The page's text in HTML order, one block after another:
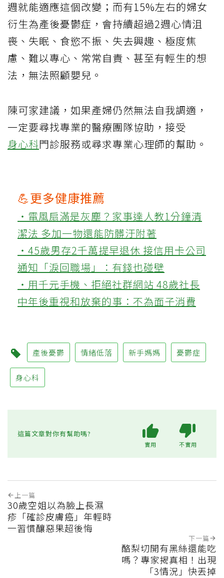
週就能適應這個改變；而有15%左右的婦女
衍生為產後憂鬱症，會持續超過2週心情沮
喪、失眠、食慾不振、失去興趣、極度焦
慮、難以專心、常常自責、甚至有輕生的想
法，無法照顧嬰兒。
陳可家建議，如果產婦仍然無法自我調適，
一定要尋找專業的醫療團隊協助，接受
身心科門診服務或尋求專業心理師的幫助。
💪更多健康推薦
‧電風扇滿是灰塵？家事達人教1分鐘清
潔法 多加一物還能防髒汙附著
‧45歲男存2千萬提早退休 接信用卡公司
通知「淚回職場」：有錢也碰壁
‧用千元手機、拒絕社群網站 48歲社長
中年後重視和放棄的事：不為面子消費
產後憂鬱 情緒低落 新手媽媽 憂鬱症
身心科
這篇文章對你有幫助嗎?
實用 不實用
上一篇
30歲空姐以為臉上長濕
疹「確診皮膚癌」年輕時
一習慣釀惡果超後悔
下一篇
酪梨切開有黑絲還能吃
嗎？專家揭真相！出現
「3情況」快丟掉